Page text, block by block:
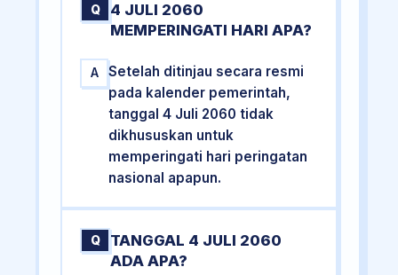
Q
4 JULI 2060
MEMPERINGATI HARI APA?
A
Setelah ditinjau secara resmi
pada kalender pemerintah,
tanggal 4 Juli 2060 tidak
dikhususkan untuk
memperingati hari peringatan
nasional apapun.
Q
TANGGAL 4 JULI 2060
ADA APA?